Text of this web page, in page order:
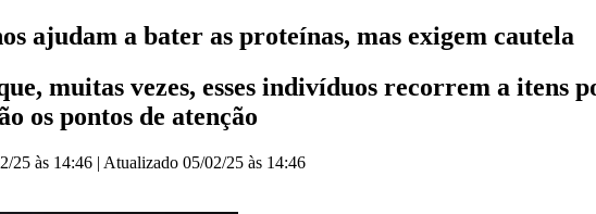
ajudam a bater as proteínas, mas exigem cautela
muitas vezes, esses indivíduos recorrem a itens
os pontos de atenção
25 às 14:46 | Atualizado 05/02/25 às 14:46